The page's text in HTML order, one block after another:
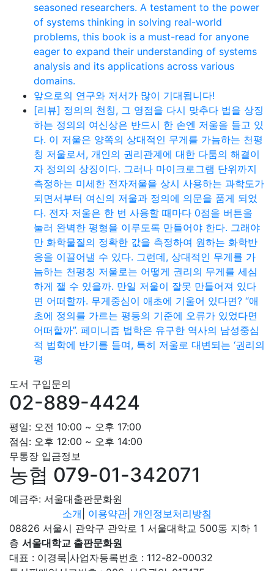
seasoned researchers. A testament to the power
of systems thinking in solving real-world
problems, this book is a must-read for anyone
eager to expand their understanding of systems
analysis and its applications across various
domains.
앞으로의 연구와 저서가 많이 기대됩니다!
[리뷰] 정의의 천칭, 그 영점을 다시 맞추다 법을 상징
하는 정의의 여신상은 반드시 한 손엔 저울을 들고 있
다. 이 저울은 양쪽의 상대적인 무게를 가늠하는 천평
칭 저울로서, 개인의 권리관계에 대한 다툼의 해결이
자 정의의 상징이다. 그러나 마이크로그램 단위까지
측정하는 미세한 전자저울을 상시 사용하는 과학도가
되면서부터 여신의 저울과 정의에 의문을 품게 되었
다. 전자 저울은 한 번 사용할 때마다 0점을 버튼을
눌러 완벽한 평형을 이루도록 만들어야 한다. 그래야
만 화학물질의 정확한 값을 측정하여 원하는 화학반
응을 이끌어낼 수 있다. 그런데, 상대적인 무게를 가
늠하는 천평칭 저울로는 어떻게 권리의 무게를 세심
하게 잴 수 있을까. 만일 저울이 잘못 만들어져 있다
면 어떠할까. 무게중심이 애초에 기울어 있다면? “애
초에 정의를 가르는 평등의 기준에 오류가 있었다면
어떠할까”. 페미니즘 법학은 유구한 역사의 남성중심
적 법학에 반기를 들며, 특히 저울로 대변되는 ‘권리의
평
도서 구입문의
02-889-4424
평일: 오전 10:00 ~ 오후 17:00
점심: 오후 12:00 ~ 오후 14:00
무통장 입금정보
농협 079-01-342071
예금주: 서울대출판문화원
소개
이용약관 개인정보처리방침
08826 서울시 관악구 관악로 1 서울대학교 500동 지하 1
층 서울대학교 출판문화원
대표 : 이경묵 사업자등록번호 : 112-82-00032